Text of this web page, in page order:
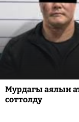
Мурдагы аялын
соттолду